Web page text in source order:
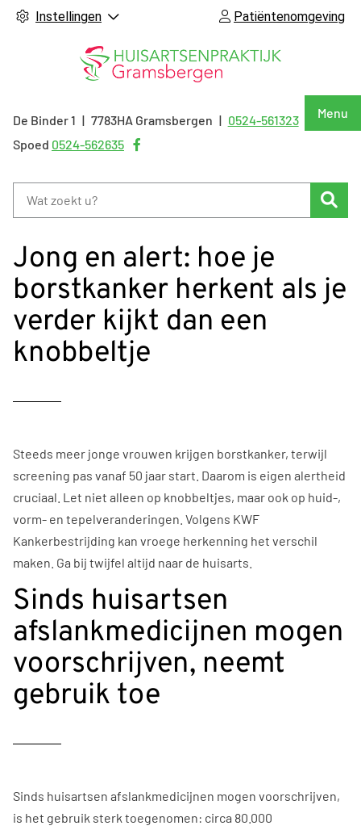
Instellingen Patiëntenomgeving
Menu
De Binder1 7783HA Gramsbergen Tel:
0524-561323
Spoed 0524-562635
pagina
Jong en alert: hoe je
borstkanker herkent als je
verder kijkt dan een
knobbeltje
Steeds meer jonge vrouwen krijgen borstkanker, terwijl
screening pas vanaf 50 jaar start. Daarom is eigen alertheid
cruciaal. Let niet alleen op knobbeltjes, maar ook op huid-,
vorm- en tepelveranderingen. Volgens KWF
Kankerbestrijding kan vroege herkenning het verschil
maken. Ga bij twijfel altijd naar de huisarts.
Sinds huisartsen
afslankmedicijnen mogen
voorschrijven, neemt
gebruik toe
Sinds huisartsen afslankmedicijnen mogen voorschrijven,
is het gebruik sterk toegenomen: circa 80.000